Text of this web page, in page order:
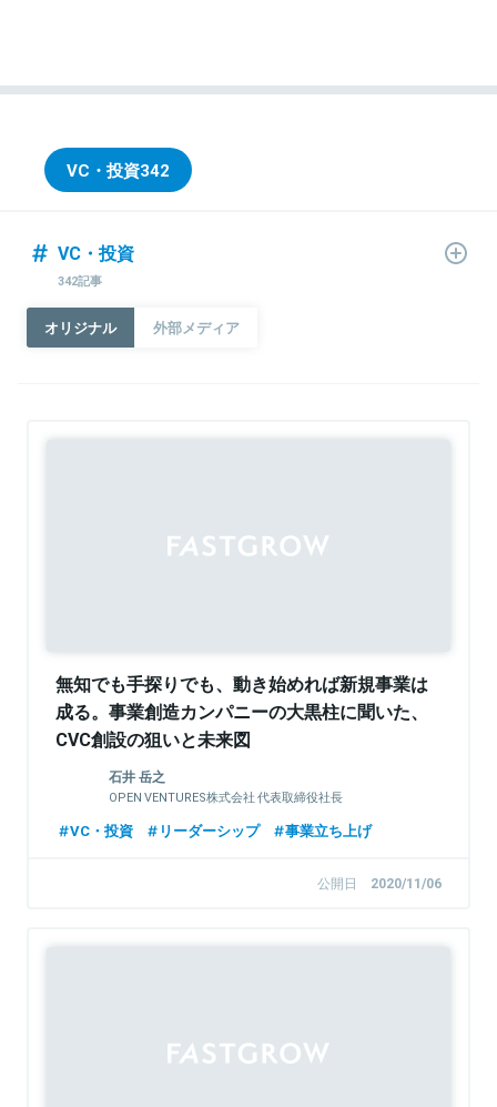
VC・投資342
VC・投資
342記事
オリジナル 外部メディア
無知でも手探りでも、動き始めれば新規事業は
成る。事業創造カンパニーの大黒柱に聞いた、
CVC創設の狙いと未来図
石井 岳之
OPEN VENTURES株式会社 代表取締役社長
VC・投資 リーダーシップ 事業立ち上げ
公開日 2020/11/06